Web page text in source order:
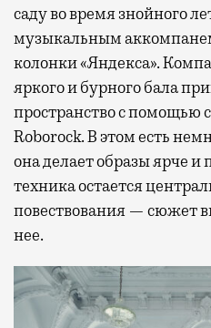
саду во время знойного
музыкальным
колонки «Яндекса».
яркого и бурного бала
пространство с помощью
Roborock. В этом есть
она делает образы ярче и
техника остается
повествования — сюжет
нее.